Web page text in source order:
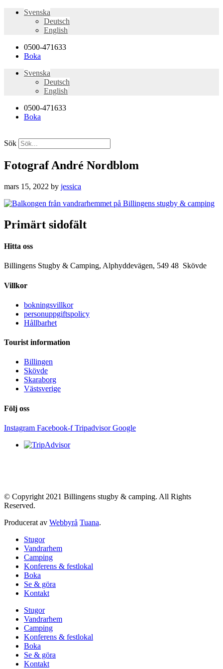
Svenska
Deutsch
English
0500-471633
Boka
Svenska
Deutsch
English
0500-471633
Boka
Sök
Fotograf André Nordblom
mars 15, 2022 by jessica
Primärt sidofält
Hitta oss
Billingens Stugby & Camping, Alphyddevägen, 549 48 Skövde
Villkor
bokningsvillkor
personuppgiftspolicy
Hållbarhet
Tourist information
Billingen
Skövde
Skaraborg
Västsverige
Följ oss
Instagram Facebook-f Tripadvisor Google
© Copyright 2021 Billingens stugby & camping. All Rights
Reserved.
Producerat av Webbyrå Tuana.
Stugor
Vandrarhem
Camping
Konferens & festlokal
Boka
Se & göra
Kontakt
Stugor
Vandrarhem
Camping
Konferens & festlokal
Boka
Se & göra
Kontakt